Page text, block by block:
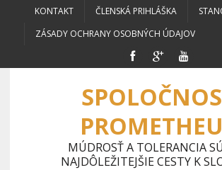
KONTAKT ČLENSKÁ PRIHLÁŠKA
ZÁSADY OCHRANY OSOBNÝCH ÚDAJOV
MÚDROSŤ A TOLERANCIA
NAJDÔLEŽITEJŠIE CESTY K